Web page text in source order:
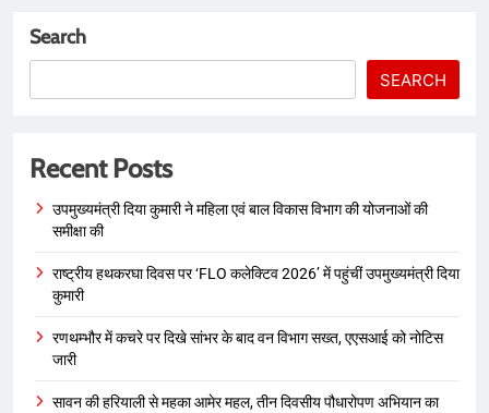
Search
SEARCH
Recent Posts
उपमुख्यमंत्री दिया कुमारी ने महिला एवं बाल विकास विभाग की योजनाओं की
समीक्षा की
राष्ट्रीय हथकरघा दिवस पर ‘FLO कलेक्टिव 2026’ में पहुंचीं उपमुख्यमंत्री दिया
कुमारी
रणथम्भौर में कचरे पर दिखे सांभर के बाद वन विभाग सख्त, एएसआई को नोटिस
जारी
सावन की हरियाली से महका आमेर महल, तीन दिवसीय पौधारोपण अभियान का